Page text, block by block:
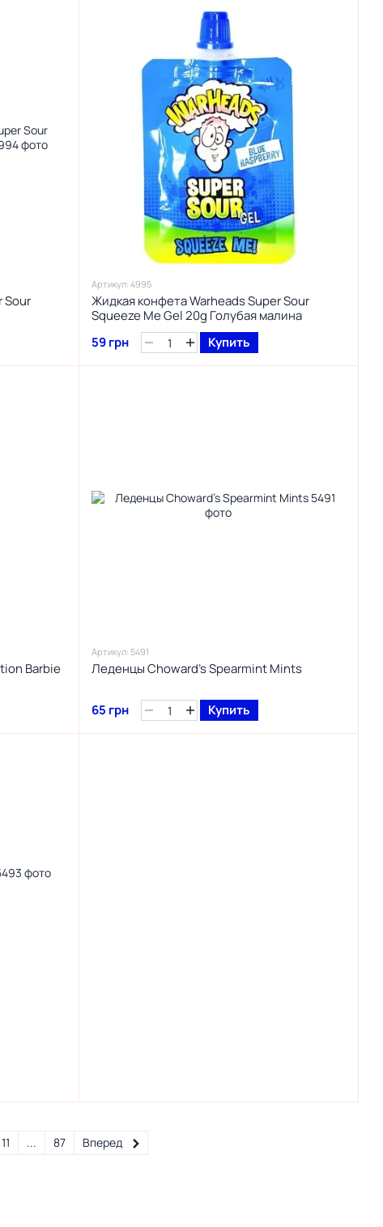
Sour
Артикул: 4995
Жидкая конфета Warheads Super Sour
Squeeze Me Gel 20g Голубая малина
59 грн
Купить
Barbie
Артикул: 5491
Леденцы Choward’s Spearmint Mints
65 грн Купить
11 ... 87 Вперед